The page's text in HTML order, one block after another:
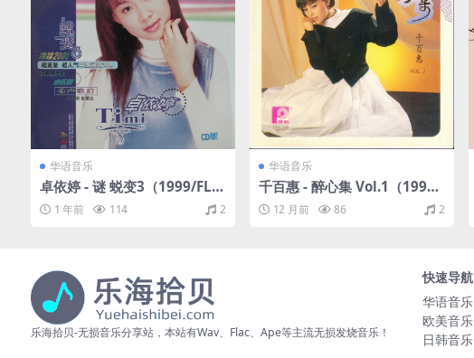
华语音乐
卓依婷 - 谜 蜕变3（1999/FLA
C/分轨/373M）
1 年前 114 2
华语音乐
千百惠 - 醉心集 Vol.1（1990/
FLAC/分轨/371M）
12 月前 86 2
乐海拾贝-无损音乐分享站，本站有Wav、Flac、Ape等主流无损发烧音乐！
快速导航
华语音乐
欧美音乐
日韩音乐